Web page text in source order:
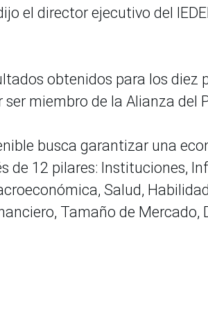
el director ejecutivo del
obtenidos para los diez
miembro de la Alianza del
busca garantizar una
de 12 pilares: Instituciones,
Salud,
Tamaño de Mercado,